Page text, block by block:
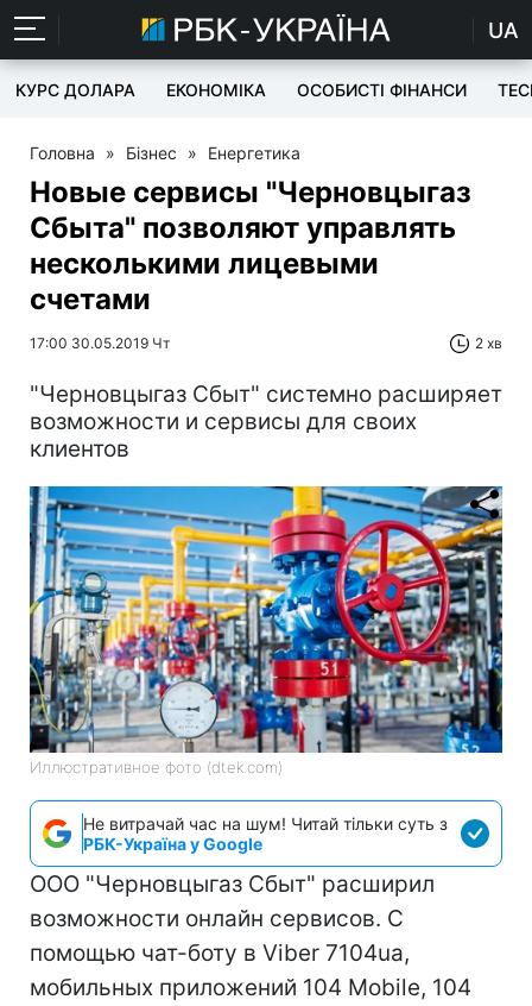
UA
КУРС ДОЛАРА ЕКОНОМІКА ОСОБИСТІ ФІНАНСИ
Головна » Бізнес » Енергетика
Новые сервисы "Черновцыгаз
Сбыта" позволяют управлять
несколькими лицевыми
счетами
17:00 30.05.2019 Чт 2 хв
"Черновцыгаз Сбыт" системно расширяет
возможности и сервисы для своих
клиентов
Иллюстративное фото (dtek.com)
Не витрачай час на шум! Читай тільки суть з
РБК-Україна у Google
ООО "Черновцыгаз Сбыт" расширил
возможности онлайн сервисов. С
помощью чат-боту в Viber 7104ua,
мобильных приложений 104 Mobile, 104